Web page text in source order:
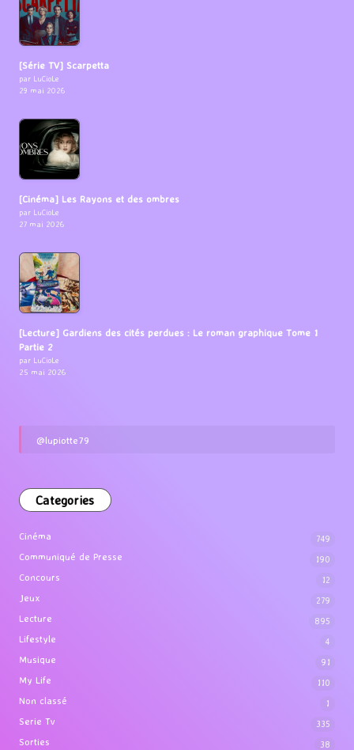
[Série TV] Scarpetta
par LuCioLe
29 mai 2026
[Cinéma] Les Rayons et des ombres
par LuCioLe
27 mai 2026
[Lecture] Gardiens des cités perdues : Le roman graphique Tome 1
Partie 2
par LuCioLe
25 mai 2026
@lupiotte79
Categories
Cinéma 749
Communiqué de Presse 190
Concours 12
Jeux 279
Lecture 895
Lifestyle 4
Musique 91
My Life 110
Non classé 1
Serie Tv 335
Sorties 38